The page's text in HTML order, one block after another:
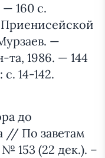
— 160 с.
Приенисейской
—
1986. — 144
14-142.
до
// По заветам
153 (22 дек.). –